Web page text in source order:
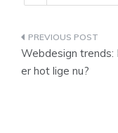
Webdesign trends:
er hot lige nu?